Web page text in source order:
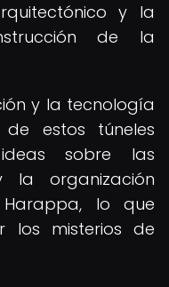
y la
de la
y la tecnología
estos túneles
sobre las
la organización
lo que
los misterios de